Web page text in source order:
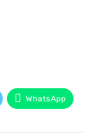
WhatsApp